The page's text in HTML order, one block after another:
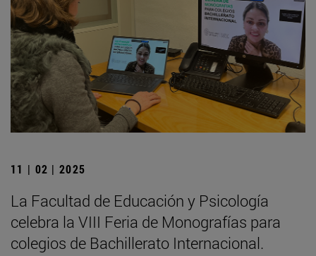
11 | 02 | 2025
La Facultad de Educación y Psicología
celebra la VIII Feria de Monografías para
colegios de Bachillerato Internacional.